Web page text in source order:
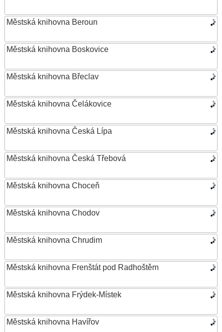
Městská knihovna Beroun
Městská knihovna Boskovice
Městská knihovna Břeclav
Městská knihovna Čelákovice
Městská knihovna Česká Lípa
Městská knihovna Česká Třebová
Městská knihovna Choceň
Městská knihovna Chodov
Městská knihovna Chrudim
Městská knihovna Frenštát pod Radhoštěm
Městská knihovna Frýdek-Místek
Městská knihovna Havířov